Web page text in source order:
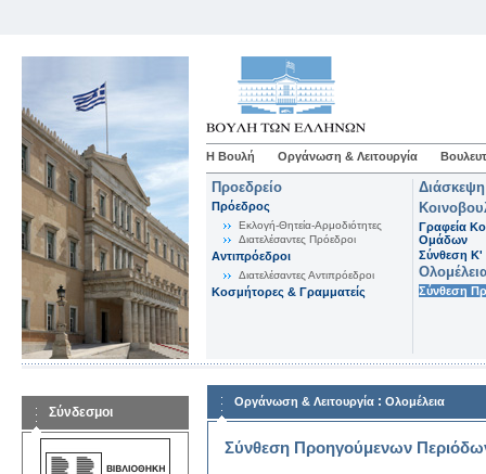
Η Βουλή Οργάνωση & Λειτουργία
Προεδρείο
Πρόεδρος
Εκλογή-Θητεία-Αρμοδιότητες
Διατελέσαντες Πρόεδροι
Αντιπρόεδροι
Διατελέσαντες Αντιπρόεδροι
Κοσμήτορες & Γραμματείς
Γραφεία
Ομάδων
Σύνθεση K'
Σύνθεση
Σύνδεσμοι
Οργάνωση & Λειτουργία : Ολομέλεια
Σύνθεση Προηγούμενων